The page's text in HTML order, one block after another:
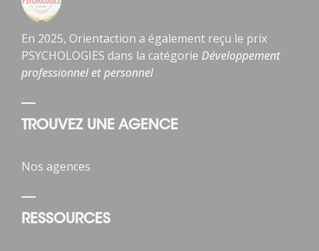
En 2025, Orientaction a également reçu le prix
PSYCHOLOGIES dans la catégorie Développement
professionnel et personnel
TROUVEZ UNE AGENCE
Nos agences
RESSOURCES